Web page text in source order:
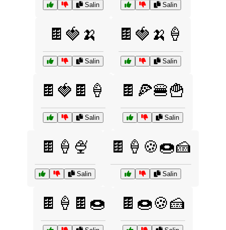
Salin Salin
🍫🍓🍌
Salin
🍫🍓🍌🍦
Salin
🍫🍓🍫🍦
Salin
🍫🍕🍔🍟
Salin
🍫🍦🍨
Salin
🍫🍦🍪🍩🍰
Salin
🍫🍦🍫🍩 🍫🍩🍪🍰